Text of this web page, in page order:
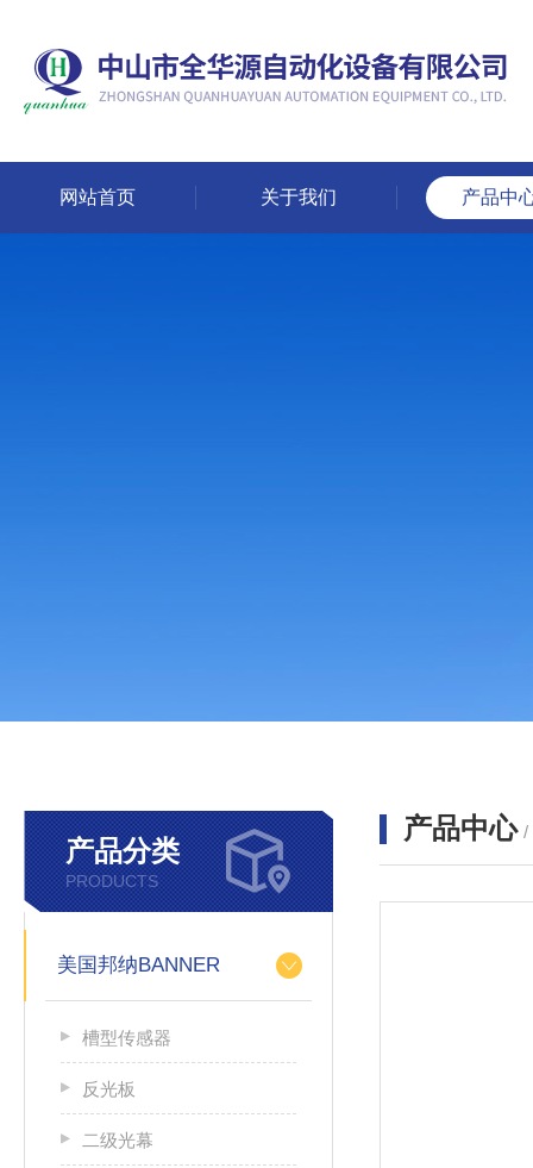
网站首页 关于我们 产品中
产品分类
PRODUCTS
美国邦纳BANNER
槽型传感器
反光板
二级光幕
产品中心 /